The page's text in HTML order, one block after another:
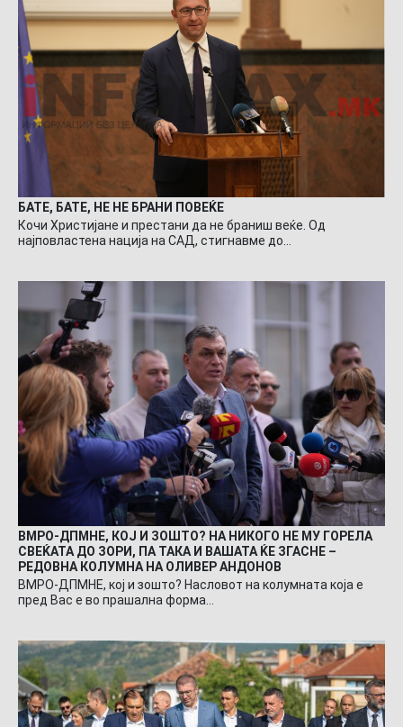
БАТЕ, БАТЕ, НЕ НЕ БРАНИ ПОВЕЌЕ
Кочи Христијане и престани да не браниш веќе. Од
најповластена нација на САД, стигнавме до…
ВМРО-ДПМНЕ, КОЈ И ЗОШТО? НА НИКОГО НЕ МУ ГОРЕЛА
СВЕЌАТА ДО ЗОРИ, ПА ТАКА И ВАШАТА ЌЕ ЗГАСНЕ –
РЕДОВНА КОЛУМНА НА ОЛИВЕР АНДОНОВ
ВМРО-ДПМНЕ, кој и зошто? Насловот на колумната која е
пред Вас е во прашална форма…